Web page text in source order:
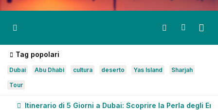
Tag popolari
Dubai Abu Dhabi cultura deserto Yas Island Sharjah
Tour
Itinerario di 5 Giorni a Dubai: Scoprire la Perla degli